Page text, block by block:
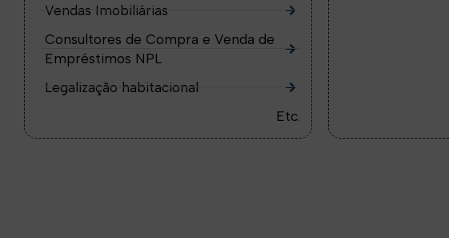
Vendas Imobiliárias
Consultores de Compra e Venda de
Empréstimos NPL
Legalização habitacional
Etc.